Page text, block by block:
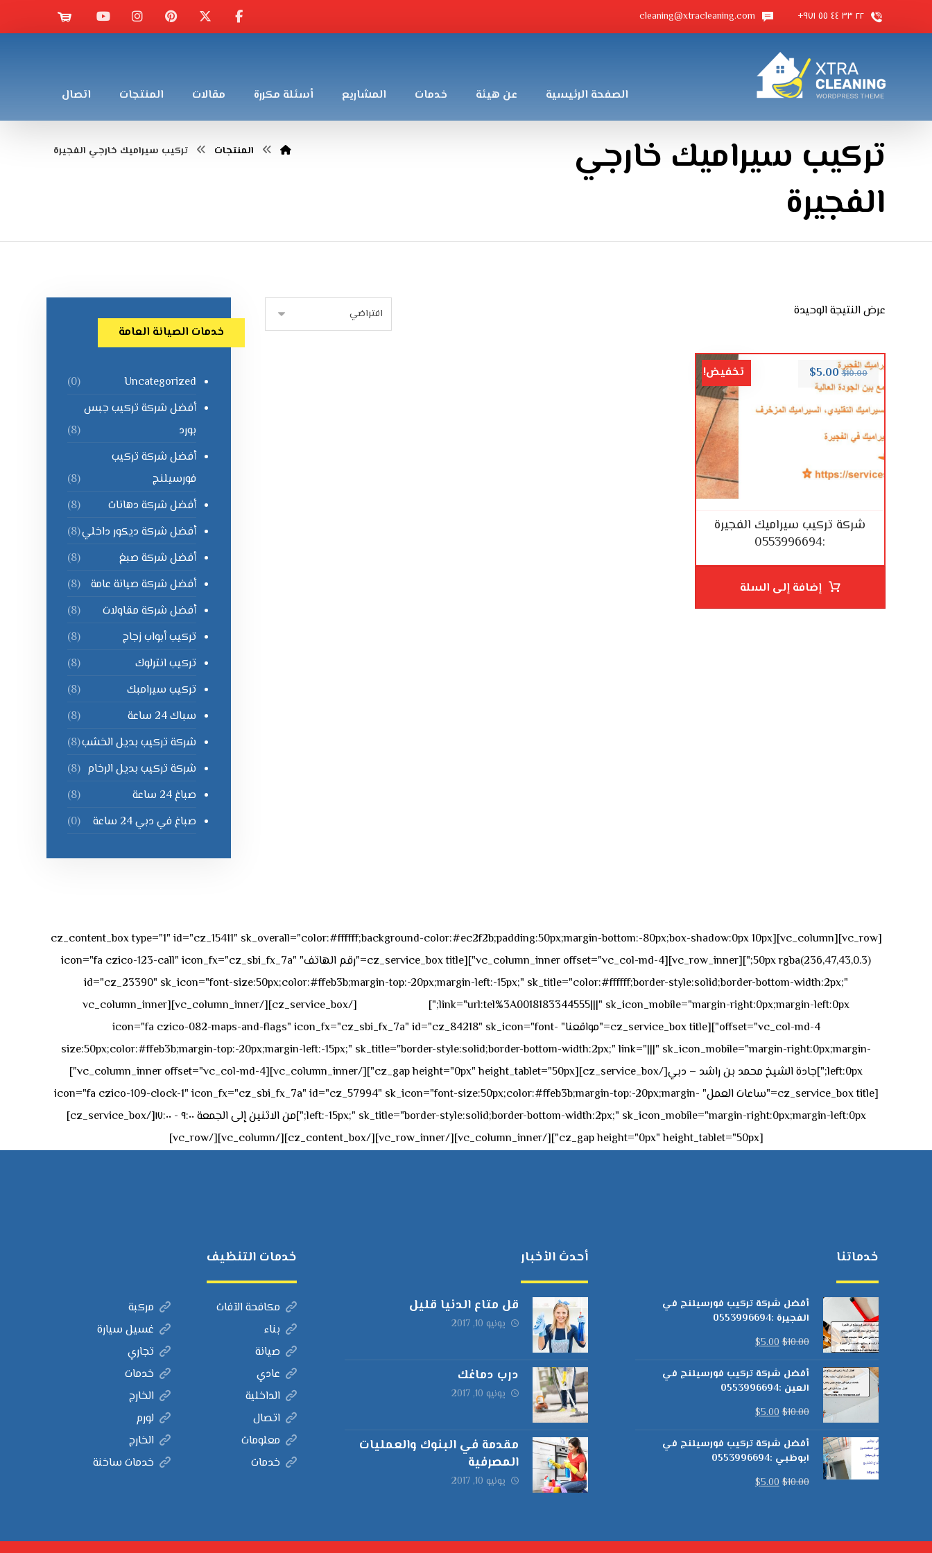
٢٢ ٣٣ ٤٤ ٥٥ ٩٧١+ cleaning@xtracleaning.com
الصفحة الرئيسية عن هيئة خدمات المشاريع أسئلة مكررة مقالات المنتجات اتصال
تركيب سيراميك خارجي
الفجيرة
المنتجات تركيب سيراميك خارجي الفجيرة
عرض النتيجة الوحيدة
شركة تركيب سيراميك الفجيرة
:0553996694
$10.00
$5.00 تخفيض!
إضافة إلى السلة
خدمات الصيانة العامة
Uncategorized
(0)
أفضل شركة تركيب جبس
بورد
(8)
أفضل شركة تركيب
فورسيلنج
(8)
أفضل شركة دهانات
(8)
أفضل شركة ديكور داخلي(8)
أفضل شركة صبغ
(8)
أفضل شركة صيانة عامة
(8)
أفضل شركة مقاولات
(8)
تركيب أبواب زجاج
(8)
تركيب انترلوك
(8)
تركيب سيرامبك
(8)
سباك 24 ساعة
(8)
شركة تركيب بديل الخشب(8)
شركة تركيب بديل الرخام (8)
صباغ 24 ساعة
(8)
صباغ في دبي 24 ساعة
(0)
[vc_row][vc_column][cz_content_box type="1" id="cz_15411" sk_overall="color:#ffffff;background-color:#ec2f2b;padding:50px;margin-bottom:-80px;box-shadow:0px 10px
50px rgba(236,47,43,0.3);"][vc_row_inner][vc_column_inner offset="vc_col-md-4"][cz_service_box title="رقم الهاتف" icon="fa czico-123-call" icon_fx="cz_sbi_fx_7a"
id="cz_23390" sk_icon="font-size:50px;color:#ffeb3b;margin-top:-20px;margin-left:-15px;" sk_title="color:#ffffff;border-style:solid;border-bottom-width:2px;"
link="url:tel%3A0018183344555|||" sk_icon_mobile="margin-right:0px;margin-left:0px;"]
[/cz_service_box][/vc_column_inner][vc_column_inner
offset="vc_col-md-4"][cz_service_box title="مواقعنا" icon="fa czico-082-maps-and-flags" icon_fx="cz_sbi_fx_7a" id="cz_84218" sk_icon="font-
size:50px;color:#ffeb3b;margin-top:-20px;margin-left:-15px;" sk_title="border-style:solid;border-bottom-width:2px;" link="|||" sk_icon_mobile="margin-right:0px;margin-
left:0px;"]جادة الشيخ محمد بن راشد – دبي[/cz_service_box][cz_gap height="0px" height_tablet="50px"][/vc_column_inner][vc_column_inner offset="vc_col-md-4"]
[cz_service_box title="ساعات العمل" icon="fa czico-109-clock-1" icon_fx="cz_sbi_fx_7a" id="cz_57994" sk_icon="font-size:50px;color:#ffeb3b;margin-top:-20px;margin-
left:-15px;" sk_title="border-style:solid;border-bottom-width:2px;" sk_icon_mobile="margin-right:0px;margin-left:0px;"]من الاثنين إلى الجمعة ٩:٠٠ - ١٧:٠٠[/cz_service_box]
[cz_gap height="0px" height_tablet="50px"][/vc_column_inner][/vc_row_inner][/cz_content_box][/vc_column][/vc_row]
خدماتنا
أفضل شركة تركيب فورسيلنج في
الفجيرة :0553996694
$10.00
$5.00
أفضل شركة تركيب فورسيلنج في
العين :0553996694
$10.00
$5.00
أفضل شركة تركيب فورسيلنج في
ابوظبي :0553996694
$10.00
$5.00
أحدث الأخبار
قل متاع الدنيا قليل
يونيو 10, 2017
درب دماغك
يونيو 10, 2017
مقدمة في البنوك والعمليات
المصرفية
يونيو 10, 2017
خدمات التنظيف
مكافحة الآفات
مركبة
بناء
غسيل سيارة
صيانة
تجاري
عادي
خدمات
الداخلية
الخارج
اتصال
لورم
معلومات
الخارج
خدمات
خدمات ساخنة